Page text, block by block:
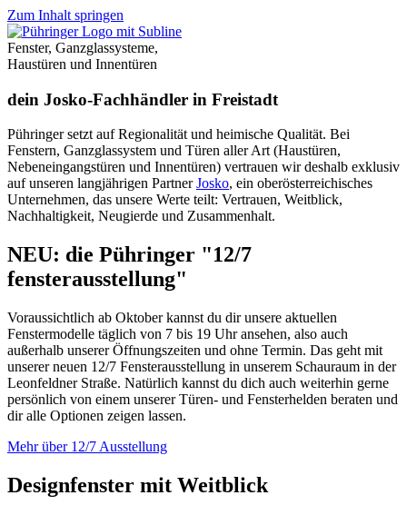
Zum Inhalt springen
Fenster, Ganzglassysteme,
Haustüren und Innentüren
dein Josko-Fachhändler in Freistadt
Pühringer setzt auf Regionalität und heimische Qualität. Bei
Fenstern, Ganzglassystem und Türen aller Art (Haustüren,
Nebeneingangstüren und Innentüren) vertrauen wir deshalb exklusiv
auf unseren langjährigen PartnerJosko, ein oberösterreichisches
Unternehmen, das unsere Werte teilt: Vertrauen, Weitblick,
Nachhaltigkeit, Neugierde und Zusammenhalt.
NEU: die Pühringer "12/7
fensterausstellung"
Voraussichtlich ab Oktober kannst du dir unsere aktuellen
Fenstermodelle täglich von 7 bis 19 Uhr ansehen, also auch
außerhalb unserer Öffnungszeiten und ohne Termin. Das geht mit
unserer neuen 12/7 Fensterausstellung in unserem Schauraum in der
Leonfeldner Straße. Natürlich kannst du dich auch weiterhin gerne
persönlich von einem unserer Türen- und Fensterhelden beraten und
dir alle Optionen zeigen lassen.
Mehr über 12/7 Ausstellung
Designfenster mit Weitblick